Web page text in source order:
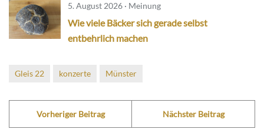
5. August 2026 · Meinung
Wie viele Bäcker sich gerade selbst
entbehrlich machen
Gleis 22 konzerte Münster
Vorheriger Beitrag Nächster Beitrag